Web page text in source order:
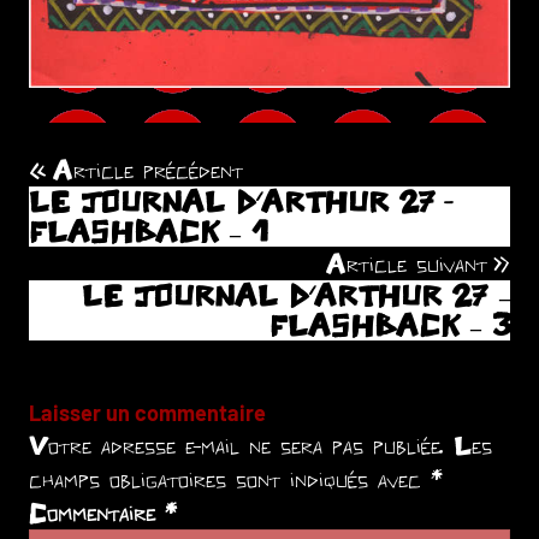
Navigation
de
l’article
Article précédent
LE JOURNAL D’ARTHUR 27 -
FLASHBACK – 1
Article suivant
LE JOURNAL D’ARTHUR 27 –
FLASHBACK – 3
Laisser un commentaire
Votre adresse e-mail ne sera pas publiée. Les
champs obligatoires sont indiqués avec *
Commentaire *